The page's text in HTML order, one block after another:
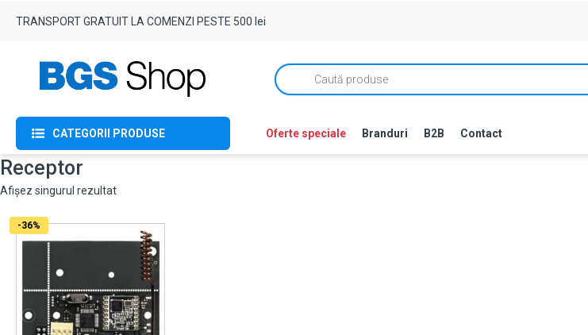
TRANSPORT GRATUIT LA COMENZI PESTE 500 lei
Products
search
CATEGORII PRODUSE Oferte speciale Branduri B2B Contact
Receptor
Afișez singurul rezultat
-36%